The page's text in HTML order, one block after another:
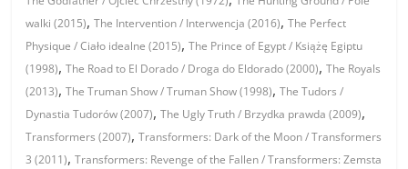
walki (2015),The Intervention / Interwencja (2016),The Perfect
Physique / Ciało idealne (2015),The Prince of Egypt / Książę Egiptu
(1998),The Road to El Dorado / Droga do Eldorado (2000),The Royals
(2013),The Truman Show / Truman Show (1998),The Tudors /
Dynastia Tudorów (2007),The Ugly Truth / Brzydka prawda (2009),
Transformers (2007),Transformers: Dark of the Moon / Transformers
3 (2011),Transformers: Revenge of the Fallen / Transformers: Zemsta